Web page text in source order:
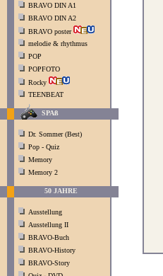
BRAVO DIN A1
BRAVO DIN A2
BRAVO poster
melodie & rhythmus
POP
POPFOTO
Rocky
TEENBEAT
SPAß
Dr. Sommer (Best)
Pop - Quiz
Memory
Memory 2
50 JAHRE
Ausstellung
Ausstellung II
BRAVO-Buch
BRAVO-History
BRAVO-Story